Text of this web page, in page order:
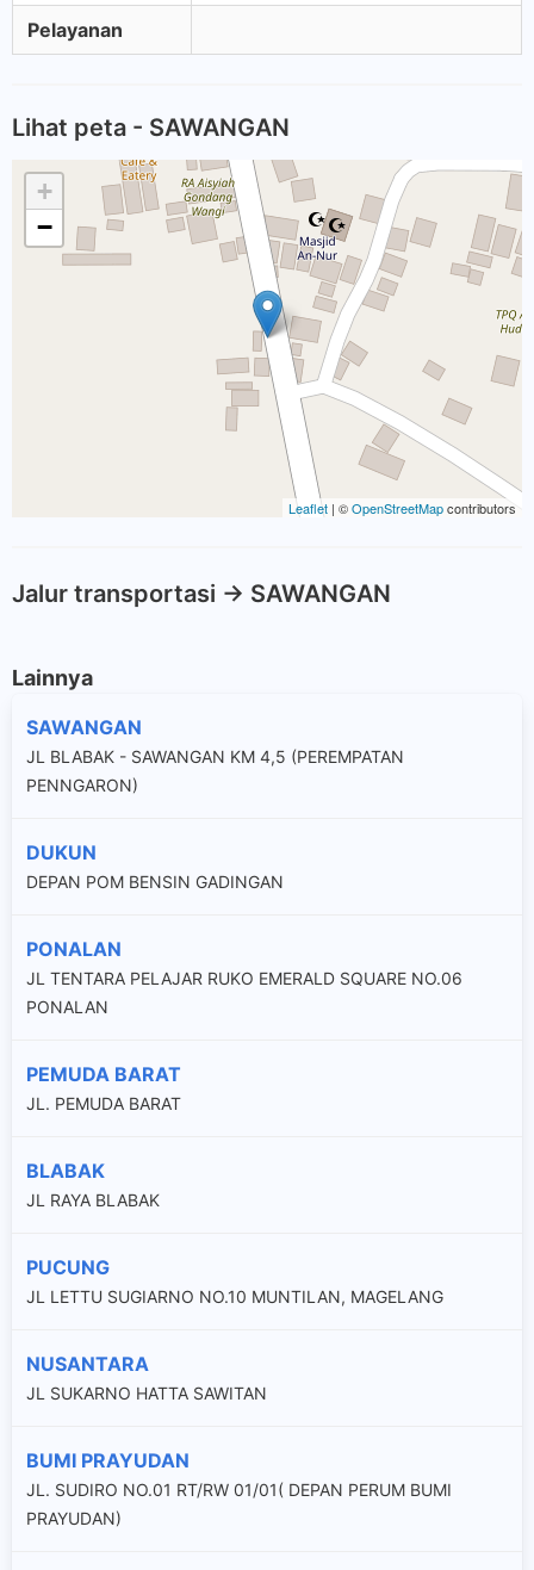
Pelayanan
Lihat peta - SAWANGAN
+
−
Leaflet | ©OpenStreetMapcontributors
Jalur transportasi -> SAWANGAN
Lainnya
SAWANGAN
JL BLABAK - SAWANGAN KM 4,5 (PEREMPATAN
PENNGARON)
DUKUN
DEPAN POM BENSIN GADINGAN
PONALAN
JL TENTARA PELAJAR RUKO EMERALD SQUARE NO.06
PONALAN
PEMUDA BARAT
JL. PEMUDA BARAT
BLABAK
JL RAYA BLABAK
PUCUNG
JL LETTU SUGIARNO NO.10 MUNTILAN, MAGELANG
NUSANTARA
JL SUKARNO HATTA SAWITAN
BUMI PRAYUDAN
JL. SUDIRO NO.01 RT/RW 01/01( DEPAN PERUM BUMI
PRAYUDAN)